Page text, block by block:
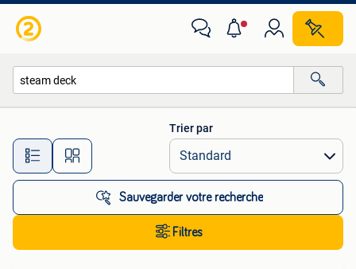
Toutes les distances…
Trier par
Sauvegarder votre recherche
Filtres